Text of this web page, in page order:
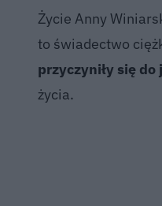
Życie Anny
to świadectwo
przyczyniły się
życia.